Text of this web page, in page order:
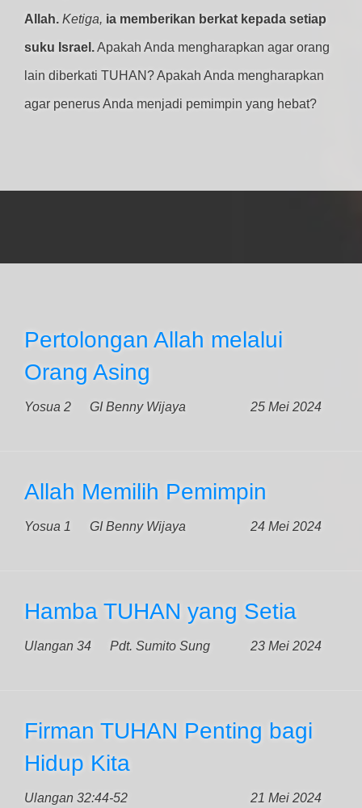
Allah. Ketiga, ia memberikan berkat kepada setiap
suku Israel.Apakah Anda mengharapkan agar orang
lain diberkati TUHAN? Apakah Anda mengharapkan
agar penerus Anda menjadi pemimpin yang hebat?
Pertolongan Allah melalui
Orang Asing
Yosua 2 25 Mei 2024
GI Benny Wijaya
Allah Memilih Pemimpin
Yosua 1 24 Mei 2024
GI Benny Wijaya
Hamba TUHAN yang Setia
Ulangan 34 23 Mei 2024
Pdt. Sumito Sung
Firman TUHAN Penting bagi
Hidup Kita
Ulangan 32:44-52
21 Mei 2024